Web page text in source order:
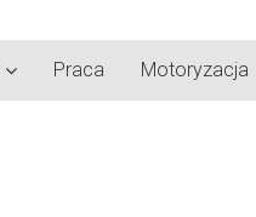
Praca Motoryzacja